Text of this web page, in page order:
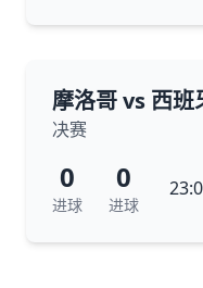
摩洛哥 vs 西班
决赛
0
进球
0
进球